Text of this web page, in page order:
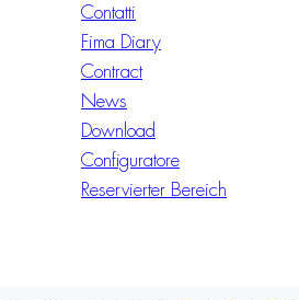
Contatti
Fima Diary
Contract
News
Download
Configuratore
Reservierter Bereich